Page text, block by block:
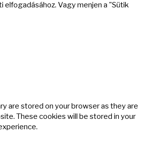
elfogadásához. Vagy menjen a "Sütik
are stored on your browser as they are
These cookies will be stored in your